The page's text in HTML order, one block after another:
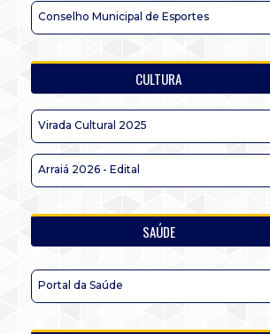
Conselho Municipal de Esportes
CULTURA
Virada Cultural 2025
Arraiá 2026 - Edital
SAÚDE
Portal da Saúde